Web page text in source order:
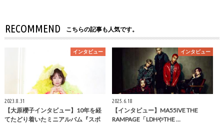
RECOMMEND こちらの記事も人気です。
インタビュー
2023.8.31
【大原櫻子インタビュー】10年を経
てたどり着いたミニアルバム『スポ
インタビュー
2025.6.18
【インタビュー】MA55IVE THE
RAMPAGE「LDHやTHE …